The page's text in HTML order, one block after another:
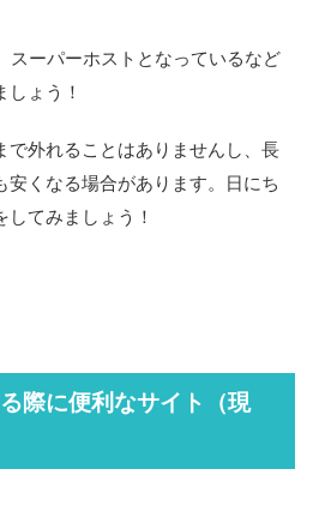
ーパーホストとなっているなど
ょう！
で外れることはありませんし、長
安くなる場合があります。日にち
てみましょう！
際に便利なサイト（現